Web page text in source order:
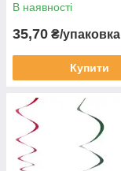
В наявності
35,70 ₴/упаковка
Купити